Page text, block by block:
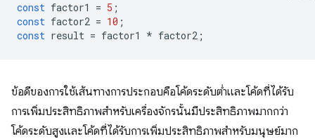
const factor1 = 5 ;
const factor2 = 10 ;
const result = factor1 * factor2 ;
ข้อดีของการใช้เส้นทางการประกอบคือโค้ดระดับต่ำและโค้ดที่ได้รับ
การเพิ่มประสิทธิภาพสำหรับเครื่องจักรนั้นมีประสิทธิภาพมากกว่า
โค้ดระดับสูงและโค้ดที่ได้รับการเพิ่มประสิทธิภาพสำหรับมนุษย์มาก